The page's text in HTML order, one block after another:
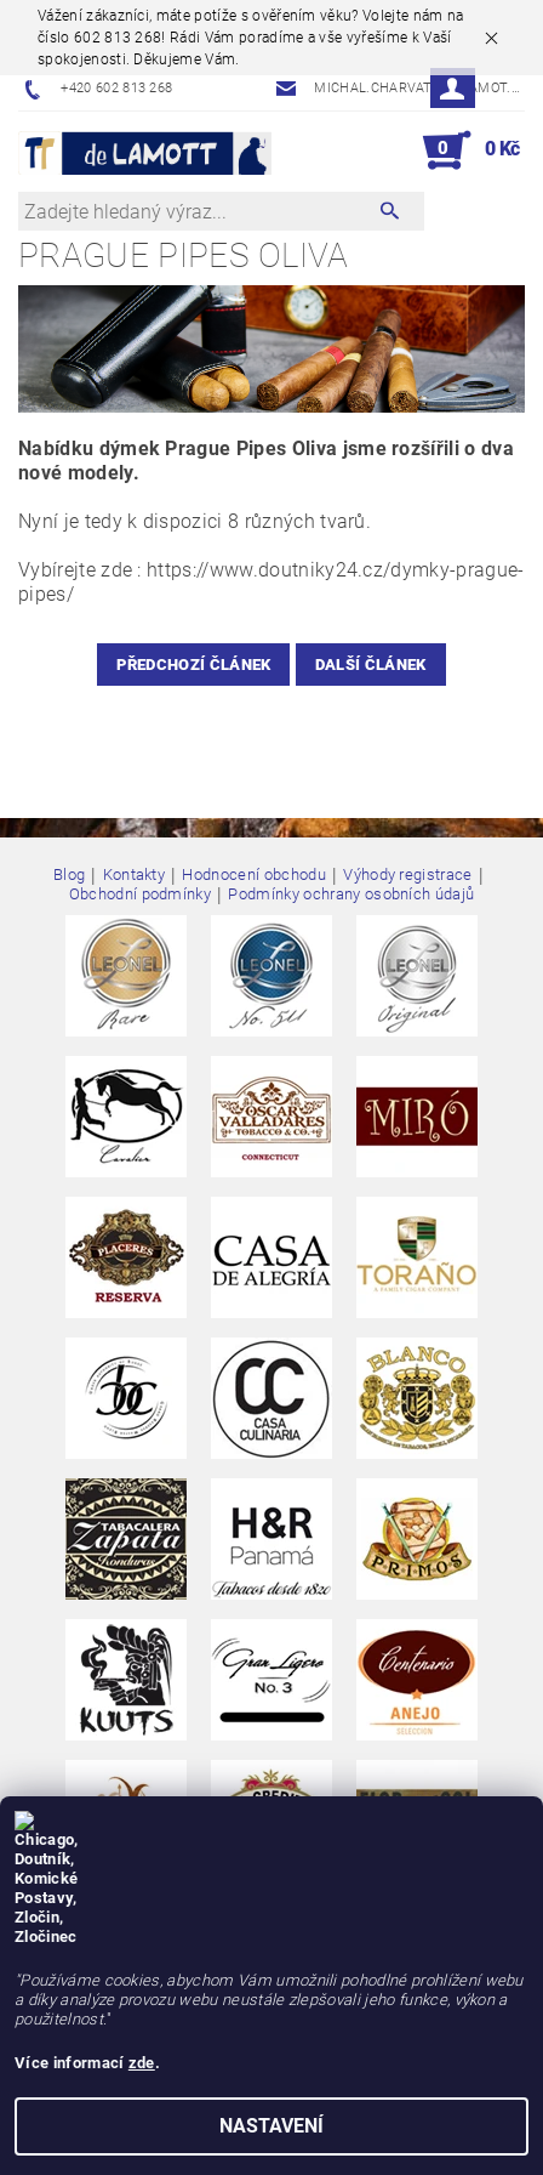
Vážení zákazníci, máte potíže s ověřením věku? Volejte nám na
číslo 602 813 268! Rádi Vám poradíme a vše vyřešíme k Vaší
spokojenosti. Děkujeme Vám.
+420 602 813 268 MICHAL.CHARVAT@DELAMOT.CZ
0 0 Kč
PRAGUE PIPES OLIVA
Nabídku dýmek Prague Pipes Oliva jsme rozšířili o dva
nové modely.
Nyní je tedy k dispozici 8 různých tvarů.
Vybírejte zde : https://www.doutniky24.cz/dymky-prague-
pipes/
PŘEDCHOZÍ ČLÁNEK DALŠÍ ČLÁNEK
Blog Kontakty Hodnocení obchodu Výhody registrace
Obchodní podmínky Podmínky ochrany osobních údajů
2026 © deLAMOTT, e-shop - doutniky24.cz, doutníky se zárukou 100% kvality, rychle a
"Používáme cookies, abychom Vám umožnili pohodlné prohlížení webu
a díky analýze provozu webu neustále zlepšovali jeho funkce, výkon a
použitelnost."
Více informací zde.
NASTAVENÍ